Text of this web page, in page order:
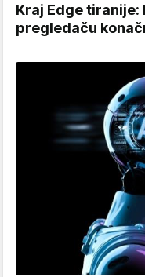
Kraj Edge tiranije:
pregledaču